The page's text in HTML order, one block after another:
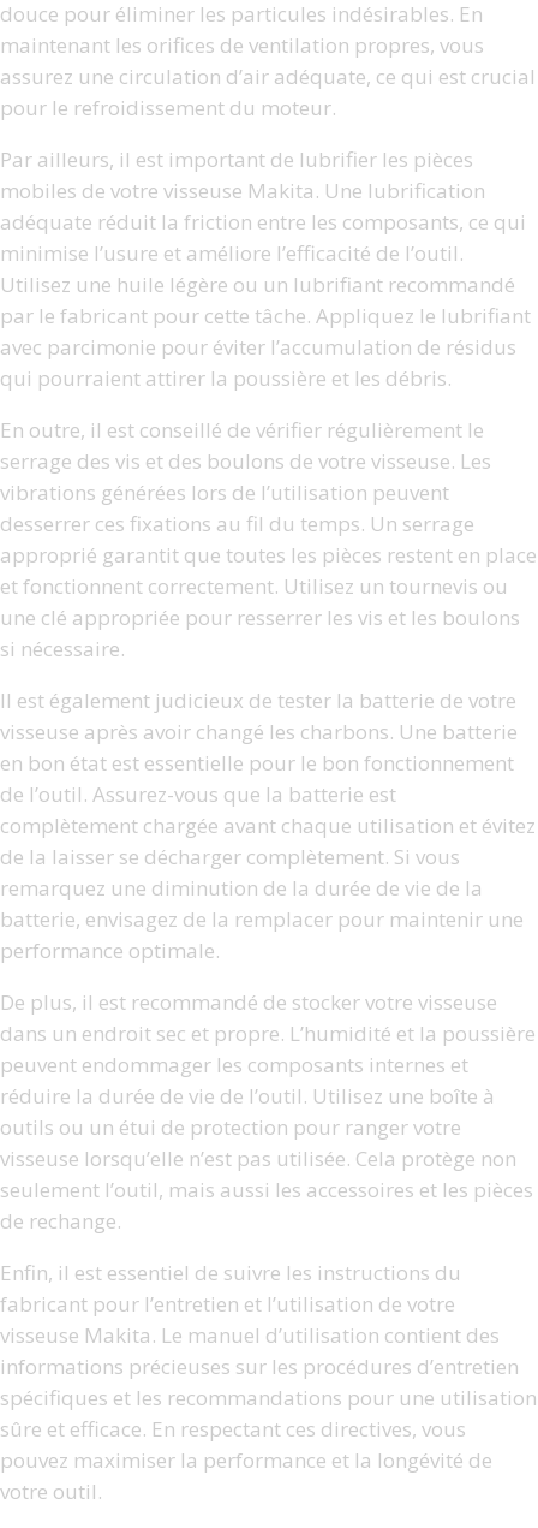
douce pour éliminer les particules indésirables. En
maintenant les orifices de ventilation propres, vous
assurez une circulation d’air adéquate, ce qui est crucial
pour le refroidissement du moteur.
Par ailleurs, il est important de lubrifier les pièces
mobiles de votre visseuse Makita. Une lubrification
adéquate réduit la friction entre les composants, ce qui
minimise l’usure et améliore l’efficacité de l’outil.
Utilisez une huile légère ou un lubrifiant recommandé
par le fabricant pour cette tâche. Appliquez le lubrifiant
avec parcimonie pour éviter l’accumulation de résidus
qui pourraient attirer la poussière et les débris.
En outre, il est conseillé de vérifier régulièrement le
serrage des vis et des boulons de votre visseuse. Les
vibrations générées lors de l’utilisation peuvent
desserrer ces fixations au fil du temps. Un serrage
approprié garantit que toutes les pièces restent en place
et fonctionnent correctement. Utilisez un tournevis ou
une clé appropriée pour resserrer les vis et les boulons
si nécessaire.
Il est également judicieux de tester la batterie de votre
visseuse après avoir changé les charbons. Une batterie
en bon état est essentielle pour le bon fonctionnement
de l’outil. Assurez-vous que la batterie est
complètement chargée avant chaque utilisation et évitez
de la laisser se décharger complètement. Si vous
remarquez une diminution de la durée de vie de la
batterie, envisagez de la remplacer pour maintenir une
performance optimale.
De plus, il est recommandé de stocker votre visseuse
dans un endroit sec et propre. L’humidité et la poussière
peuvent endommager les composants internes et
réduire la durée de vie de l’outil. Utilisez une boîte à
outils ou un étui de protection pour ranger votre
visseuse lorsqu’elle n’est pas utilisée. Cela protège non
seulement l’outil, mais aussi les accessoires et les pièces
de rechange.
Enfin, il est essentiel de suivre les instructions du
fabricant pour l’entretien et l’utilisation de votre
visseuse Makita. Le manuel d’utilisation contient des
informations précieuses sur les procédures d’entretien
spécifiques et les recommandations pour une utilisation
sûre et efficace. En respectant ces directives, vous
pouvez maximiser la performance et la longévité de
votre outil.